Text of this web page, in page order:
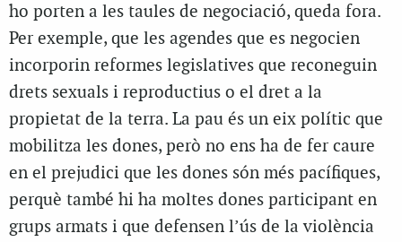
ho porten a les taules de negociació, queda fora.
Per exemple, que les agendes que es negocien
incorporin reformes legislatives que reconeguin
drets sexuals i reproductius o el dret a la
propietat de la terra. La pau és un eix polític que
mobilitza les dones, però no ens ha de fer caure
en el prejudici que les dones són més pacífiques,
perquè també hi ha moltes dones participant en
grups armats i que defensen l’ús de la violència